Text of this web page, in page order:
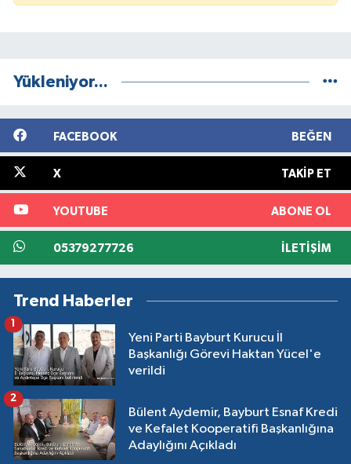
Yükleniyor...
FACEBOOK BEĞEN
X TAKIP ET
YOUTUBE ABONE OL
05379277726 İLETIŞIM
Trend Haberler
Yeni Parti Bayburt Kurucu İl
Başkanlığı Görevi Haktan Yücel'e
verildi
1
Bülent Aydemir, Bayburt Esnaf Kredi
ve Kefalet Kooperatifi Başkanlığına
Adaylığını Açıkladı
2